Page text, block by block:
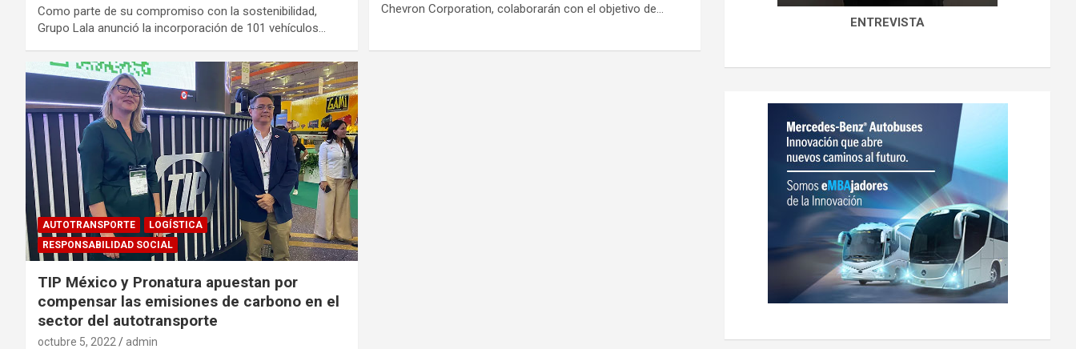
Como parte de su compromiso con la sostenibilidad,
Grupo Lala anunció la incorporación de 101 vehículos…
Chevron Corporation, colaborarán con el objetivo de…
AUTOTRANSPORTE
LOGÍSTICA
RESPONSABILIDAD SOCIAL
TIP México y Pronatura apuestan por
compensar las emisiones de carbono en el
sector del autotransporte
octubre 5, 2022 admin
ENTREVISTA